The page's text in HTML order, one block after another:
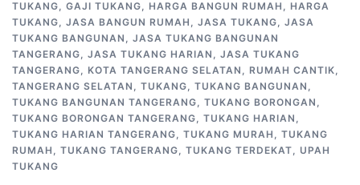
TUKANG, GAJI TUKANG, HARGA BANGUN RUMAH , HARGA
TUKANG, JASA BANGUN RUMAH , JASA TUKANG, JASA
TUKANG BANGUNAN , JASA TUKANG BANGUNAN
TANGERANG, JASA TUKANG HARIAN , JASA TUKANG
TANGERANG, KOTA TANGERANG SELATAN , RUMAH CANTIK,
TANGERANG SELATAN , TUKANG, TUKANG BANGUNAN ,
TUKANG BANGUNAN TANGERANG, TUKANG BORONGAN ,
TUKANG BORONGAN TANGERANG, TUKANG HARIAN ,
TUKANG HARIAN TANGERANG, TUKANG MURAH , TUKANG
RUMAH , TUKANG TANGERANG, TUKANG TERDEKAT, UPAH
TUKANG